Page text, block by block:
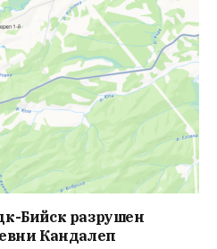
Бийск разрушен
Кандалеп